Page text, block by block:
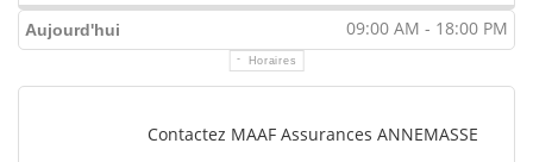
Aujourd'hui 09:00 AM - 18:00 PM
Horaires
Contactez MAAF Assurances ANNEMASSE